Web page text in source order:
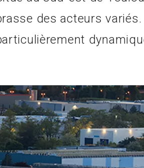
des acteurs